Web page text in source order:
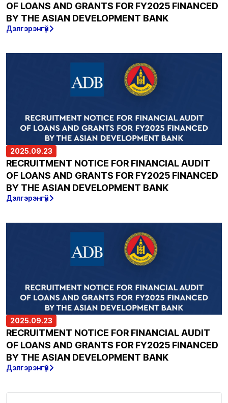
OF LOANS AND GRANTS FOR FY2025 FINANCED
BY THE ASIAN DEVELOPMENT BANK
Дэлгэрэнгүй
2025.09.23
RECRUITMENT NOTICE FOR FINANCIAL AUDIT
OF LOANS AND GRANTS FOR FY2025 FINANCED
BY THE ASIAN DEVELOPMENT BANK
Дэлгэрэнгүй
2025.09.23
RECRUITMENT NOTICE FOR FINANCIAL AUDIT
OF LOANS AND GRANTS FOR FY2025 FINANCED
BY THE ASIAN DEVELOPMENT BANK
Дэлгэрэнгүй